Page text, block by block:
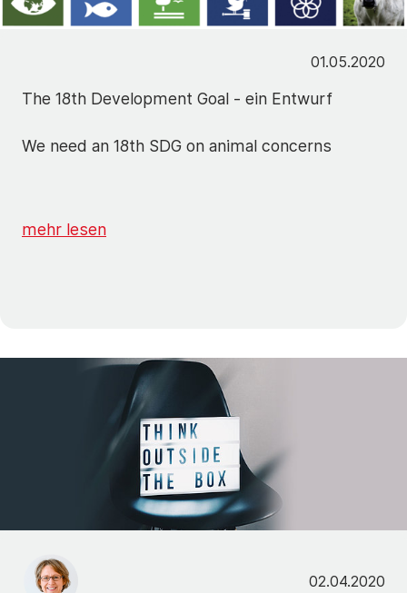
01.05.2020
The 18th Development Goal - ein Entwurf
We need an 18th SDG on animal concerns
mehr lesen
02.04.2020